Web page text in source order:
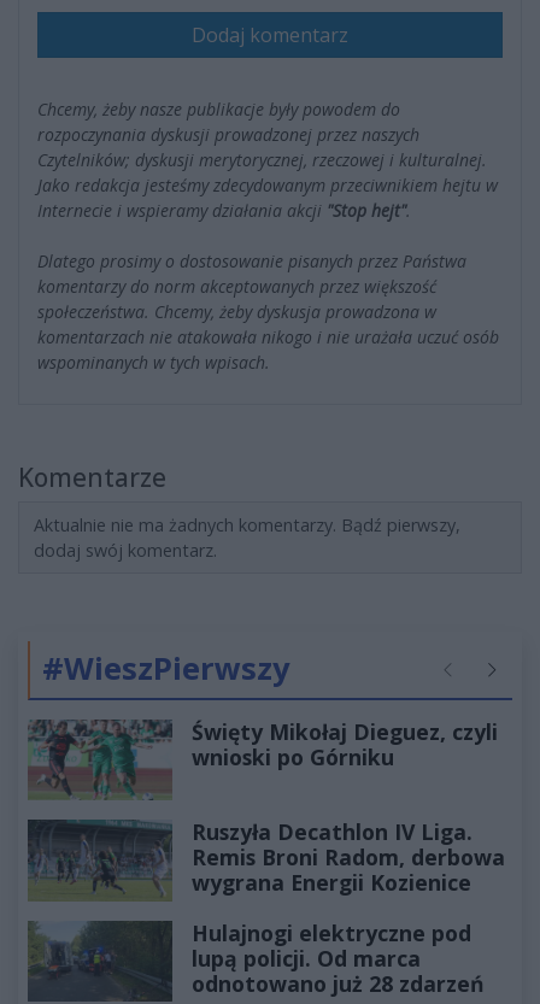
Dodaj komentarz
Chcemy, żeby nasze publikacje były powodem do
rozpoczynania dyskusji prowadzonej przez naszych
Czytelników; dyskusji merytorycznej, rzeczowej i kulturalnej.
Jako redakcja jesteśmy zdecydowanym przeciwnikiem hejtu w
Internecie i wspieramy działania akcji "Stop hejt".
Dlatego prosimy o dostosowanie pisanych przez Państwa
komentarzy do norm akceptowanych przez większość
społeczeństwa. Chcemy, żeby dyskusja prowadzona w
komentarzach nie atakowała nikogo i nie urażała uczuć osób
wspominanych w tych wpisach.
Komentarze
Aktualnie nie ma żadnych komentarzy. Bądź pierwszy,
dodaj swój komentarz.
#WieszPierwszy Poprzednie
Święty Mikołaj Dieguez, czyli
wnioski po Górniku
Ruszyła Decathlon IV Liga.
Remis Broni Radom, derbowa
wygrana Energii Kozienice
Hulajnogi elektryczne pod
lupą policji. Od marca
odnotowano już 28 zdarzeń